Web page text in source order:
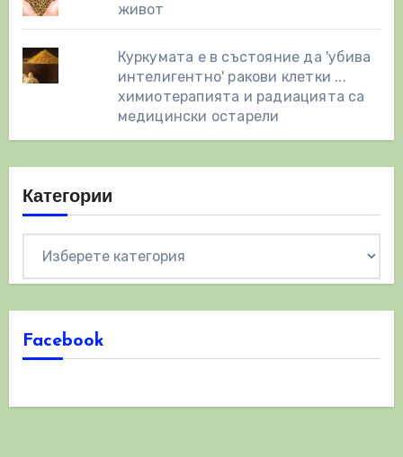
живот
Куркумата е в състояние да 'убива
интелигентно' ракови клетки ...
химиотерапията и радиацията са
медицински остарели
Категории
Facebook